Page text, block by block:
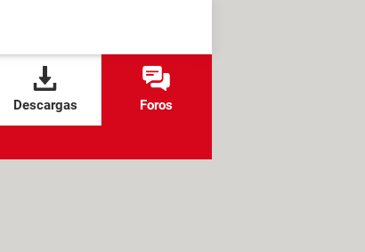
Descargas Foros